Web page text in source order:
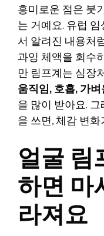
흥미로운 점은 붓
는 거예요. 유럽
서 알려진 내용처
과잉 체액을 회수
만 림프계는 심장
움직임, 호흡, 가
을 많이 받아요. 그
을 쓰면, 체감 변
얼굴 림
하면 마
라져요